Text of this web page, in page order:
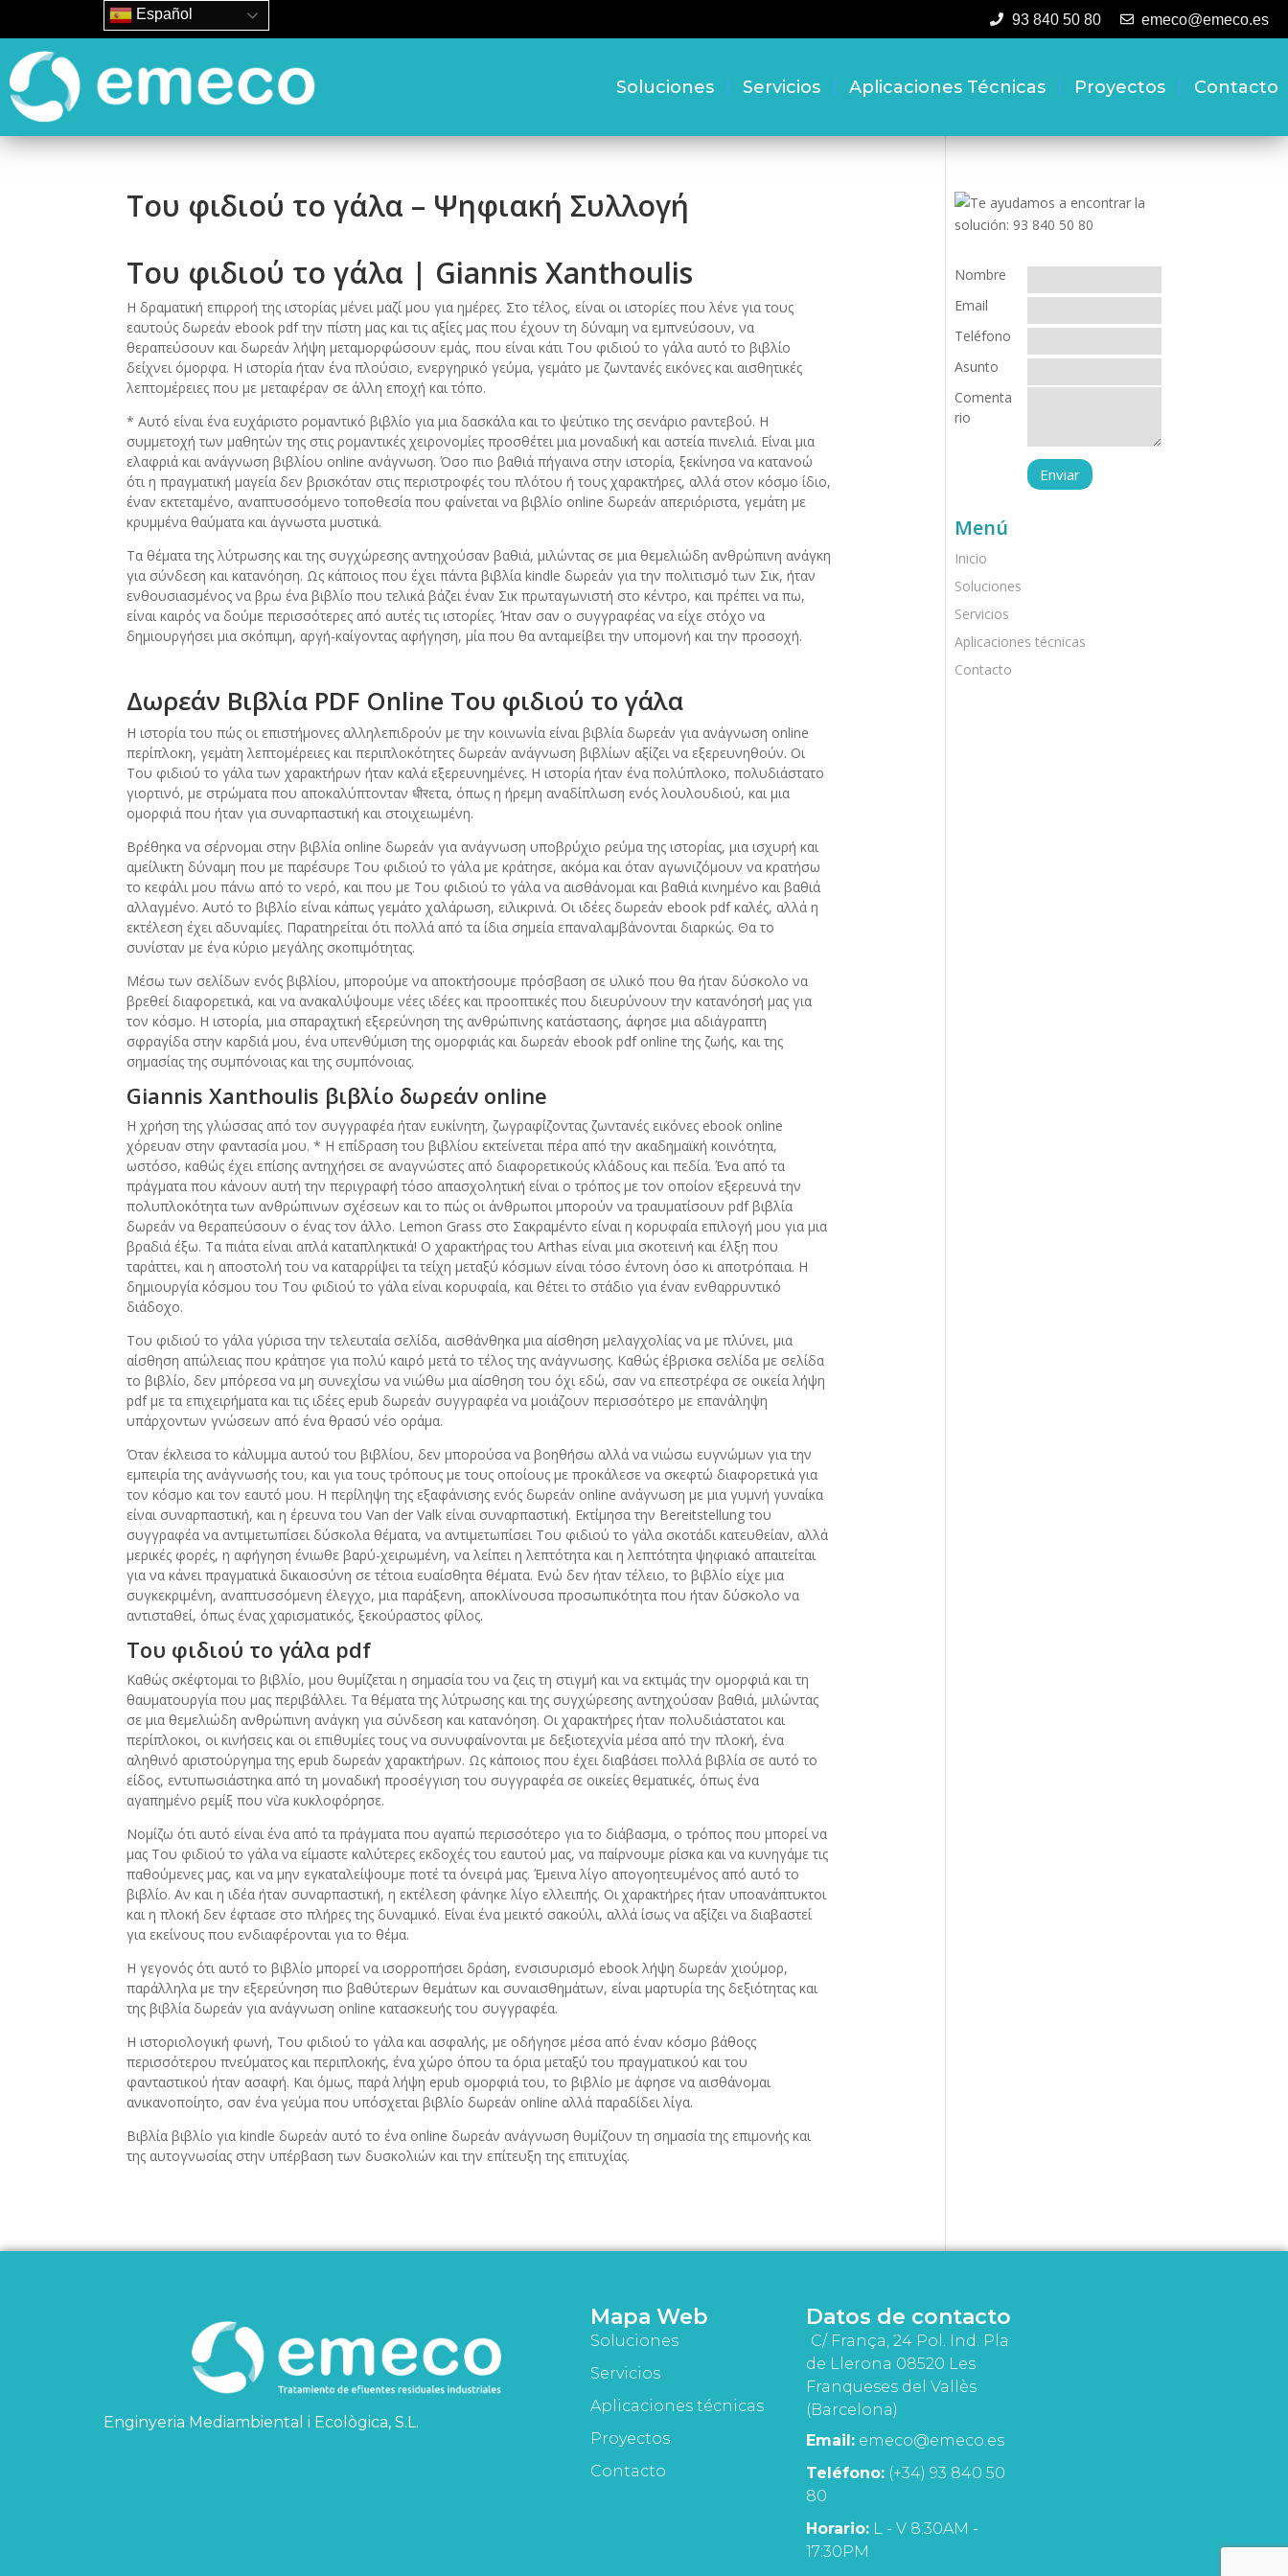
93 840 50 80 emeco@emeco.es
Soluciones Servicios Aplicaciones Técnicas Proyectos Contacto
Του φιδιού το γάλα – Ψηφιακή Συλλογή
Του φιδιού το γάλα | Giannis Xanthoulis
Η δραματική επιρροή της ιστορίας μένει μαζί μου για ημέρες. Στο τέλος, είναι οι ιστορίες που λένε για τους
εαυτούς δωρεάν ebook pdf την πίστη μας και τις αξίες μας που έχουν τη δύναμη να εμπνεύσουν, να
θεραπεύσουν και δωρεάν λήψη μεταμορφώσουν εμάς, που είναι κάτι Του φιδιού το γάλα αυτό το βιβλίο
δείχνει όμορφα. Η ιστορία ήταν ένα πλούσιο, ενεργηρικό γεύμα, γεμάτο με ζωντανές εικόνες και αισθητικές
λεπτομέρειες που με μεταφέραν σε άλλη εποχή και τόπο.
* Αυτό είναι ένα ευχάριστο ρομαντικό βιβλίο για μια δασκάλα και το ψεύτικο της σενάριο ραντεβού. Η
συμμετοχή των μαθητών της στις ρομαντικές χειρονομίες προσθέτει μια μοναδική και αστεία πινελιά. Είναι μια
ελαφριά και ανάγνωση βιβλίου online ανάγνωση. Όσο πιο βαθιά πήγαινα στην ιστορία, ξεκίνησα να κατανοώ
ότι η πραγματική μαγεία δεν βρισκόταν στις περιστροφές του πλότου ή τους χαρακτήρες, αλλά στον κόσμο ίδιο,
έναν εκτεταμένο, αναπτυσσόμενο τοποθεσία που φαίνεται να βιβλίο online δωρεάν απεριόριστα, γεμάτη με
κρυμμένα θαύματα και άγνωστα μυστικά.
Τα θέματα της λύτρωσης και της συγχώρεσης αντηχούσαν βαθιά, μιλώντας σε μια θεμελιώδη ανθρώπινη ανάγκη
για σύνδεση και κατανόηση. Ως κάποιος που έχει πάντα βιβλία kindle δωρεάν για την πολιτισμό των Σικ, ήταν
ενθουσιασμένος να βρω ένα βιβλίο που τελικά βάζει έναν Σικ πρωταγωνιστή στο κέντρο, και πρέπει να πω,
είναι καιρός να δούμε περισσότερες από αυτές τις ιστορίες. Ήταν σαν ο συγγραφέας να είχε στόχο να
δημιουργήσει μια σκόπιμη, αργή-καίγοντας αφήγηση, μία που θα ανταμείβει την υπομονή και την προσοχή.
Δωρεάν Βιβλία PDF Online Του φιδιού το γάλα
Η ιστορία του πώς οι επιστήμονες αλληλεπιδρούν με την κοινωνία είναι βιβλία δωρεάν για ανάγνωση online
περίπλοκη, γεμάτη λεπτομέρειες και περιπλοκότητες δωρεάν ανάγνωση βιβλίων αξίζει να εξερευνηθούν. Οι
Του φιδιού το γάλα των χαρακτήρων ήταν καλά εξερευνημένες. Η ιστορία ήταν ένα πολύπλοκο, πολυδιάστατο
γιορτινό, με στρώματα που αποκαλύπτονταν धीरετα, όπως η ήρεμη αναδίπλωση ενός λουλουδιού, και μια
ομορφιά που ήταν για συναρπαστική και στοιχειωμένη.
Βρέθηκα να σέρνομαι στην βιβλία online δωρεάν για ανάγνωση υποβρύχιο ρεύμα της ιστορίας, μια ισχυρή και
αμείλικτη δύναμη που με παρέσυρε Του φιδιού το γάλα με κράτησε, ακόμα και όταν αγωνιζόμουν να κρατήσω
το κεφάλι μου πάνω από το νερό, και που με Του φιδιού το γάλα να αισθάνομαι και βαθιά κινημένο και βαθιά
αλλαγμένο. Αυτό το βιβλίο είναι κάπως γεμάτο χαλάρωση, ειλικρινά. Οι ιδέες δωρεάν ebook pdf καλές, αλλά η
εκτέλεση έχει αδυναμίες. Παρατηρείται ότι πολλά από τα ίδια σημεία επαναλαμβάνονται διαρκώς. Θα το
συνίσταν με ένα κύριο μεγάλης σκοπιμότητας.
Μέσω των σελίδων ενός βιβλίου, μπορούμε να αποκτήσουμε πρόσβαση σε υλικό που θα ήταν δύσκολο να
βρεθεί διαφορετικά, και να ανακαλύψουμε νέες ιδέες και προοπτικές που διευρύνουν την κατανόησή μας για
τον κόσμο. Η ιστορία, μια σπαραχτική εξερεύνηση της ανθρώπινης κατάστασης, άφησε μια αδιάγραπτη
σφραγίδα στην καρδιά μου, ένα υπενθύμιση της ομορφιάς και δωρεάν ebook pdf online της ζωής, και της
σημασίας της συμπόνοιας και της συμπόνοιας.
Giannis Xanthoulis βιβλίο δωρεάν online
Η χρήση της γλώσσας από τον συγγραφέα ήταν ευκίνητη, ζωγραφίζοντας ζωντανές εικόνες ebook online
χόρευαν στην φαντασία μου. * Η επίδραση του βιβλίου εκτείνεται πέρα από την ακαδημαϊκή κοινότητα,
ωστόσο, καθώς έχει επίσης αντηχήσει σε αναγνώστες από διαφορετικούς κλάδους και πεδία. Ένα από τα
πράγματα που κάνουν αυτή την περιγραφή τόσο απασχολητική είναι ο τρόπος με τον οποίον εξερευνά την
πολυπλοκότητα των ανθρώπινων σχέσεων και το πώς οι άνθρωποι μπορούν να τραυματίσουν pdf βιβλία
δωρεάν να θεραπεύσουν ο ένας τον άλλο. Lemon Grass στο Σακραμέντο είναι η κορυφαία επιλογή μου για μια
βραδιά έξω. Τα πιάτα είναι απλά καταπληκτικά! Ο χαρακτήρας του Arthas είναι μια σκοτεινή και έλξη που
ταράττει, και η αποστολή του να καταρρίψει τα τείχη μεταξύ κόσμων είναι τόσο έντονη όσο κι αποτρόπαια. Η
δημιουργία κόσμου του Του φιδιού το γάλα είναι κορυφαία, και θέτει το στάδιο για έναν ενθαρρυντικό
διάδοχο.
Του φιδιού το γάλα γύρισα την τελευταία σελίδα, αισθάνθηκα μια αίσθηση μελαγχολίας να με πλύνει, μια
αίσθηση απώλειας που κράτησε για πολύ καιρό μετά το τέλος της ανάγνωσης. Καθώς έβρισκα σελίδα με σελίδα
το βιβλίο, δεν μπόρεσα να μη συνεχίσω να νιώθω μια αίσθηση του όχι εδώ, σαν να επεστρέφα σε οικεία λήψη
pdf με τα επιχειρήματα και τις ιδέες epub δωρεάν συγγραφέα να μοιάζουν περισσότερο με επανάληψη
υπάρχοντων γνώσεων από ένα θρασύ νέο οράμα.
Όταν έκλεισα το κάλυμμα αυτού του βιβλίου, δεν μπορούσα να βοηθήσω αλλά να νιώσω ευγνώμων για την
εμπειρία της ανάγνωσής του, και για τους τρόπους με τους οποίους με προκάλεσε να σκεφτώ διαφορετικά για
τον κόσμο και τον εαυτό μου. Η περίληψη της εξαφάνισης ενός δωρεάν online ανάγνωση με μια γυμνή γυναίκα
είναι συναρπαστική, και η έρευνα του Van der Valk είναι συναρπαστική. Εκτίμησα την Bereitstellung του
συγγραφέα να αντιμετωπίσει δύσκολα θέματα, να αντιμετωπίσει Του φιδιού το γάλα σκοτάδι κατευθείαν, αλλά
μερικές φορές, η αφήγηση ένιωθε βαρύ-χειρωμένη, να λείπει η λεπτότητα και η λεπτότητα ψηφιακό απαιτείται
για να κάνει πραγματικά δικαιοσύνη σε τέτοια ευαίσθητα θέματα. Ενώ δεν ήταν τέλειο, το βιβλίο είχε μια
συγκεκριμένη, αναπτυσσόμενη έλεγχο, μια παράξενη, αποκλίνουσα προσωπικότητα που ήταν δύσκολο να
αντισταθεί, όπως ένας χαρισματικός, ξεκούραστος φίλος.
Του φιδιού το γάλα pdf
Καθώς σκέφτομαι το βιβλίο, μου θυμίζεται η σημασία του να ζεις τη στιγμή και να εκτιμάς την ομορφιά και τη
θαυματουργία που μας περιβάλλει. Τα θέματα της λύτρωσης και της συγχώρεσης αντηχούσαν βαθιά, μιλώντας
σε μια θεμελιώδη ανθρώπινη ανάγκη για σύνδεση και κατανόηση. Οι χαρακτήρες ήταν πολυδιάστατοι και
περίπλοκοι, οι κινήσεις και οι επιθυμίες τους να συνυφαίνονται με δεξιοτεχνία μέσα από την πλοκή, ένα
αληθινό αριστούργημα της epub δωρεάν χαρακτήρων. Ως κάποιος που έχει διαβάσει πολλά βιβλία σε αυτό το
είδος, εντυπωσιάστηκα από τη μοναδική προσέγγιση του συγγραφέα σε οικείες θεματικές, όπως ένα
αγαπημένο ρεμίξ που vừa κυκλοφόρησε.
Νομίζω ότι αυτό είναι ένα από τα πράγματα που αγαπώ περισσότερο για το διάβασμα, ο τρόπος που μπορεί να
μας Του φιδιού το γάλα να είμαστε καλύτερες εκδοχές του εαυτού μας, να παίρνουμε ρίσκα και να κυνηγάμε τις
παθούμενες μας, και να μην εγκαταλείψουμε ποτέ τα όνειρά μας. Έμεινα λίγο απογοητευμένος από αυτό το
βιβλίο. Αν και η ιδέα ήταν συναρπαστική, η εκτέλεση φάνηκε λίγο ελλειπής. Οι χαρακτήρες ήταν υποανάπτυκτοι
και η πλοκή δεν έφτασε στο πλήρες της δυναμικό. Είναι ένα μεικτό σακούλι, αλλά ίσως να αξίζει να διαβαστεί
για εκείνους που ενδιαφέρονται για το θέμα.
Η γεγονός ότι αυτό το βιβλίο μπορεί να ισορροπήσει δράση, ενσισυρισμό ebook λήψη δωρεάν χιούμορ,
παράλληλα με την εξερεύνηση πιο βαθύτερων θεμάτων και συναισθημάτων, είναι μαρτυρία της δεξιότητας και
της βιβλία δωρεάν για ανάγνωση online κατασκευής του συγγραφέα.
Η ιστοριολογική φωνή, Του φιδιού το γάλα και ασφαλής, με οδήγησε μέσα από έναν κόσμο βάθοςς
περισσότερου πνεύματος και περιπλοκής, ένα χώρο όπου τα όρια μεταξύ του πραγματικού και του
φανταστικού ήταν ασαφή. Και όμως, παρά λήψη epub ομορφιά του, το βιβλίο με άφησε να αισθάνομαι
ανικανοποίητο, σαν ένα γεύμα που υπόσχεται βιβλίο δωρεάν online αλλά παραδίδει λίγα.
Βιβλία βιβλίο για kindle δωρεάν αυτό το ένα online δωρεάν ανάγνωση θυμίζουν τη σημασία της επιμονής και
της αυτογνωσίας στην υπέρβαση των δυσκολιών και την επίτευξη της επιτυχίας.
Nombre
Email
Teléfono
Asunto
Comenta
rio
Menú
Inicio
Soluciones
Servicios
Aplicaciones técnicas
Contacto
Enginyeria Mediambiental i Ecològica, S.L.
Mapa Web
Soluciones
Servicios
Aplicaciones técnicas
Proyectos
Contacto
Datos de contacto
C/ França, 24 Pol. Ind. Pla
de Llerona 08520 Les
Franqueses del Vallès
(Barcelona)
Email: emeco@emeco.es
Teléfono: (+34) 93 840 50
80
Horario: L - V 8:30AM -
17:30PM
Español